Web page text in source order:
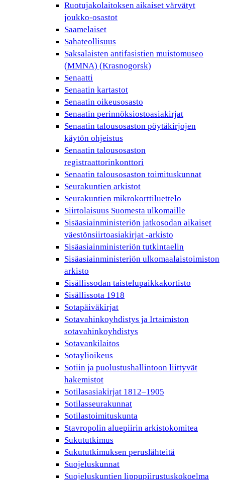
Ruotujakolaitoksen aikaiset värvätyt
joukko-osastot
Saamelaiset
Sahateollisuus
Saksalaisten antifasistien muistomuseo
(MMNA) (Krasnogorsk)
Senaatti
Senaatin kartastot
Senaatin oikeusosasto
Senaatin perinnöksiostoasiakirjat
Senaatin talousosaston pöytäkirjojen
käytön ohjeistus
Senaatin talousosaston
registraattorinkonttori
Senaatin talousosaston toimituskunnat
Seurakuntien arkistot
Seurakuntien mikrokorttiluettelo
Siirtolaisuus Suomesta ulkomaille
Sisäasiainministeriön jatkosodan aikaiset
väestönsiirtoasiakirjat -arkisto
Sisäasiainministeriön tutkintaelin
Sisäasiainministeriön ulkomaalaistoimiston
arkisto
Sisällissodan taistelupaikkakortisto
Sisällissota 1918
Sotapäiväkirjat
Sotavahinkoyhdistys ja Irtaimiston
sotavahinkoyhdistys
Sotavankilaitos
Sotaylioikeus
Sotiin ja puolustushallintoon liittyvät
hakemistot
Sotilasasiakirjat 1812–1905
Sotilasseurakunnat
Sotilastoimituskunta
Stavropolin aluepiirin arkistokomitea
Sukututkimus
Sukututkimuksen peruslähteitä
Suojeluskunnat
Suojeluskuntien lippupiirustuskokoelma